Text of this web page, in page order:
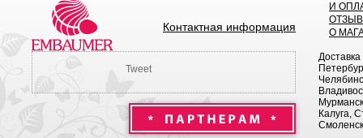
Контактная информация
И
О
Tweet
Калуга,